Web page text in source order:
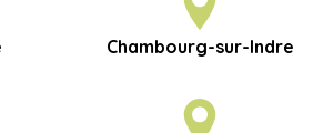
Chambourg-sur-Indre